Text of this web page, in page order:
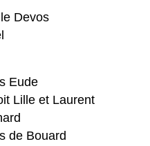
Devos
Eude
Lille et Laurent
de Bouard